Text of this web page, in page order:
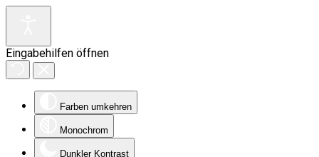
Eingabehilfen öffnen
Farben umkehren
Monochrom
Dunkler Kontrast